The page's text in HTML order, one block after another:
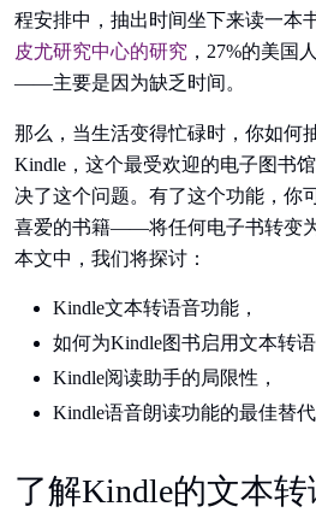
程安排中，抽出时间坐下来读一本
皮尤研究中心的研究 ，27%的美国
——主要是因为缺乏时间。
那么，当生活变得忙碌时，你如何
Kindle，这个最受欢迎的电子图书
决了这个问题。有了这个功能，你
喜爱的书籍——将任何电子书转变
本文中，我们将探讨：
Kindle文本转语音功能，
如何为Kindle图书启用文本转语
Kindle阅读助手的局限性，
Kindle语音朗读功能的最佳替代
了解Kindle的文本